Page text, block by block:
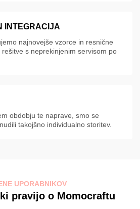
INTEGRACIJA
najnovejše vzorce in resnične
s neprekinjenim servisom po
obdobju te naprave, smo se
takojšno individualno storitev.
UPORABNIKOV
pravijo o Momocraftu